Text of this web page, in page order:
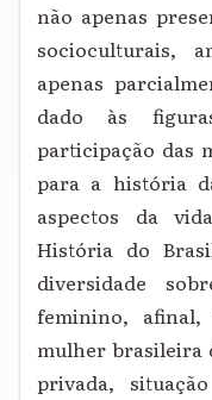
não apenas
socioculturais,
apenas
dado às
participação das
para a história
aspectos da
História do
diversidade
feminino, afinal,
mulher brasileira
privada,